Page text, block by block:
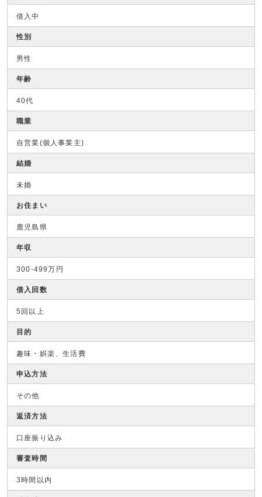
借入中
性別
男性
年齢
40代
職業
自営業(個人事業主)
結婚
未婚
お住まい
鹿児島県
年収
300-499万円
借入回数
5回以上
目的
趣味・娯楽、生活費
申込方法
その他
返済方法
口座振り込み
審査時間
3時間以内